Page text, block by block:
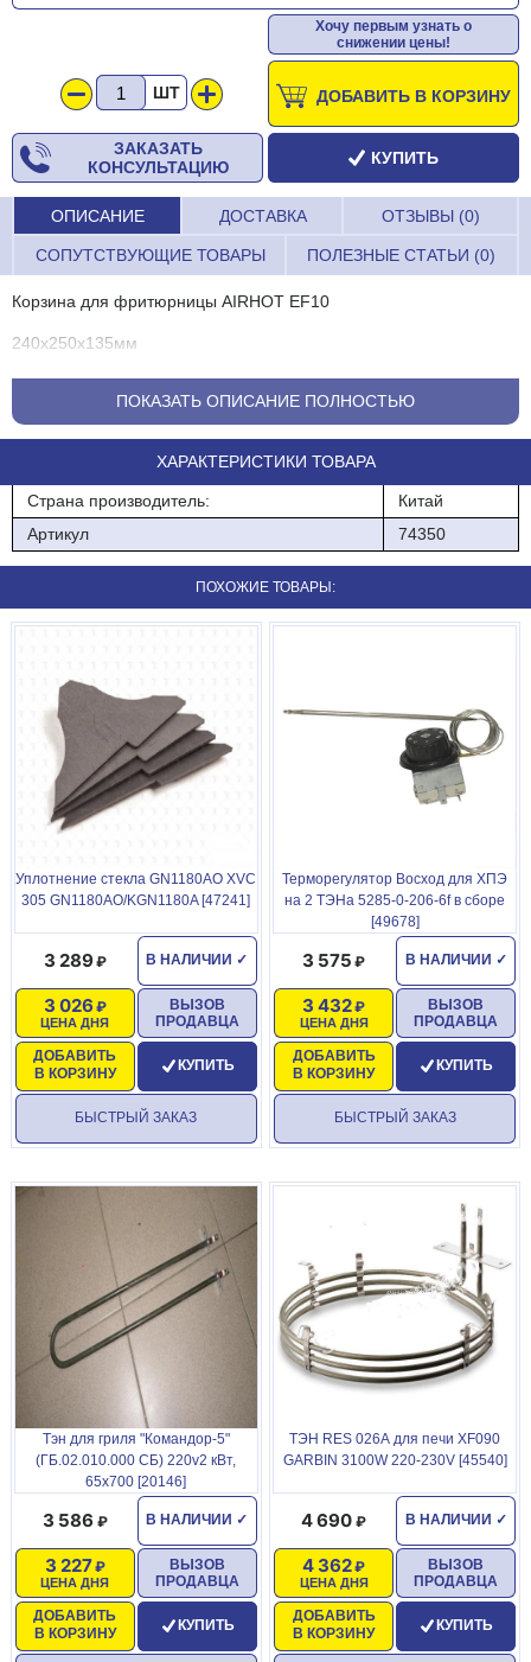
Хочу первым узнать о
снижении цены!
ШТ ДОБАВИТЬ В КОРЗИНУ
ЗАКАЗАТЬ
КОНСУЛЬТАЦИЮ
КУПИТЬ
ОПИСАНИЕ ДОСТАВКА ОТЗЫВЫ (0)
СОПУТСТВУЮЩИЕ ТОВАРЫ ПОЛЕЗНЫЕ СТАТЬИ (0)
Корзина для фритюрницы AIRHOT EF10
240х250х135мм
ПОКАЗАТЬ ОПИСАНИЕ ПОЛНОСТЬЮ
ХАРАКТЕРИСТИКИ ТОВАРА
Страна производитель:
Китай
Артикул
74350
ПОХОЖИЕ ТОВАРЫ:
Уплотнение стекла GN1180AO XVC
305 GN1180AO/KGN1180A [47241]
В НАЛИЧИИ ✓
3 289
ЦЕНА ДНЯ
3 026
ДОБАВИТЬ
В КОРЗИНУ
ВЫЗОВ
ПРОДАВЦА
КУПИТЬ
БЫСТРЫЙ ЗАКАЗ
Терморегулятор Восход для ХПЭ
на 2 ТЭНа 5285-0-206-6f в сборе
[49678]
В НАЛИЧИИ ✓
3 575
ЦЕНА ДНЯ
3 432
ДОБАВИТЬ
В КОРЗИНУ
ВЫЗОВ
ПРОДАВЦА
КУПИТЬ
БЫСТРЫЙ ЗАКАЗ
Тэн для гриля "Командор-5"
(ГБ.02.010.000 СБ) 220v2 кВт,
65х700 [20146]
В НАЛИЧИИ ✓
3 586
ЦЕНА ДНЯ
3 227
ДОБАВИТЬ
В КОРЗИНУ
ВЫЗОВ
ПРОДАВЦА
КУПИТЬ
ТЭН RES 026А для печи ХF090
GARBIN 3100W 220-230V [45540]
В НАЛИЧИИ ✓
4 690
ЦЕНА ДНЯ
4 362
ДОБАВИТЬ
В КОРЗИНУ
ВЫЗОВ
ПРОДАВЦА
КУПИТЬ